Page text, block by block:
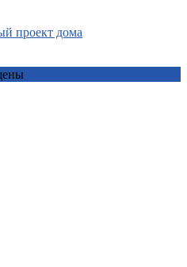
проект дома